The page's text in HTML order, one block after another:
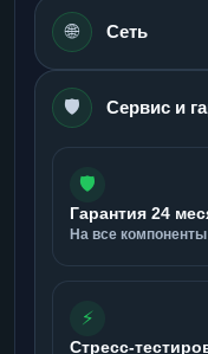
🌐 Сеть
🛡️ Сервис и
🛡️
Гарантия 24
На все компоненты
⚡
Стресс-